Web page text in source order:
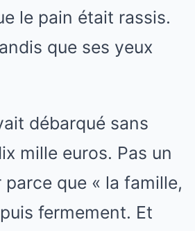
le pain était rassis.
que ses yeux
débarqué sans
mille euros. Pas un
que « la famille,
fermement. Et